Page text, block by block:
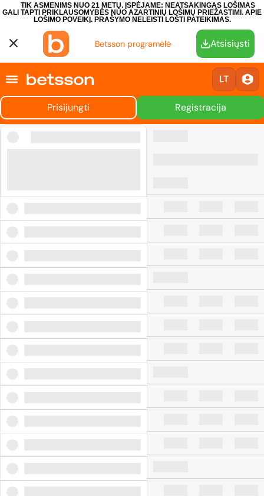
TIK ASMENIMS NUO 21 METŲ. ĮSPĖJAME: NEATSAKINGAS LOŠIMAS
GALI TAPTI PRIKLAUSOMYBĖS NUO AZARTINIŲ LOŠIMŲ PRIEŽASTIMI. APIE
LOŠIMO POVEIKĮ. PRAŠYMO NELEISTI LOŠTI PATEIKIMAS.
Betsson programėlė Atsisiųsti
LT
Prisijungti Registracija